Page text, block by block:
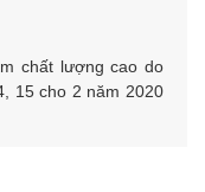
chất lượng cao do
15 cho 2 năm 2020